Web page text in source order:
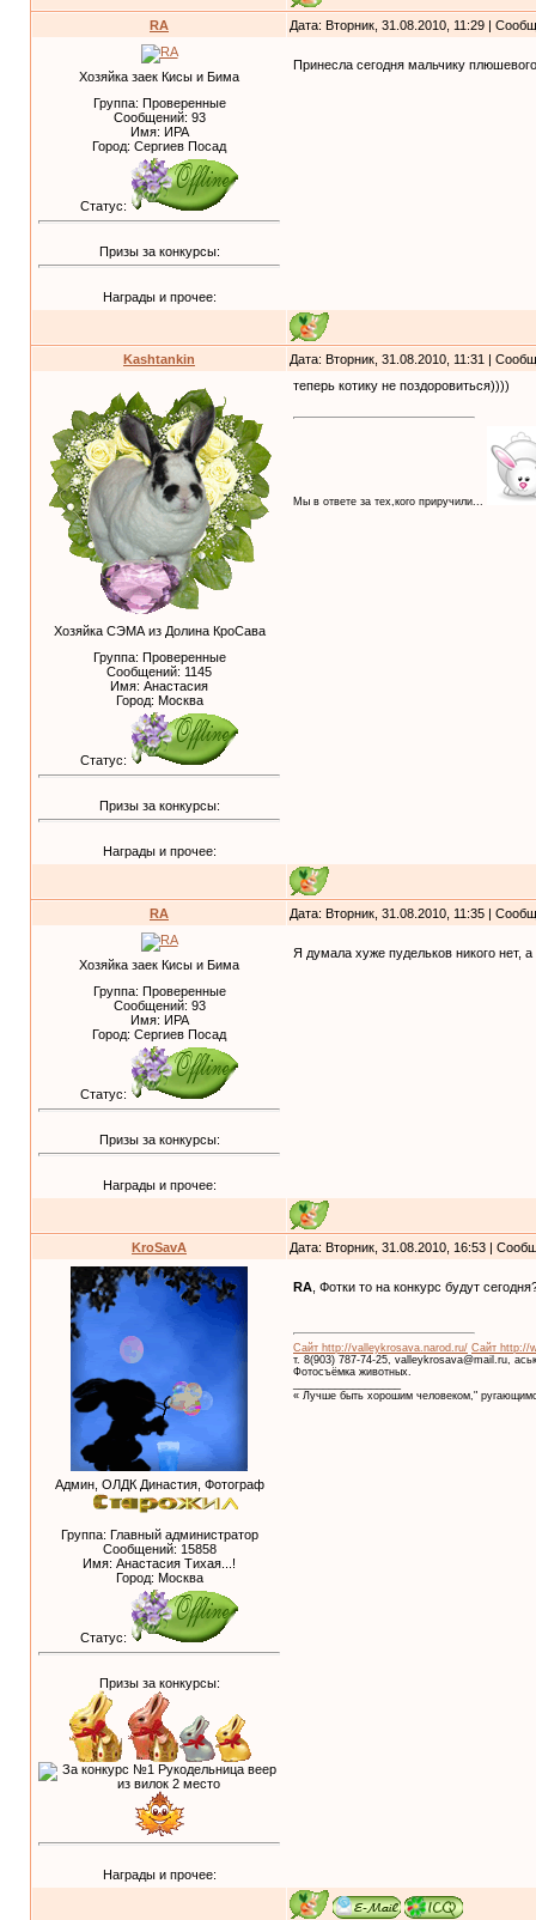
RA Дата: Вторник, 31.08.2010, 11:29 |
Хозяйка заек Кисы и Бима
Группа: Проверенные
Сообщений: 93
Имя: ИРА
Город: Сергиев Посад
Статус:
Призы за конкурсы:
Награды и прочее:
Принесла сегодня мальчику
Kashtankin Дата: Вторник, 31.08.2010, 11:31 |
Хозяйка СЭМА из Долина КроСава
Группа: Проверенные
Сообщений: 1145
Имя: Анастасия
Город: Москва
Статус:
Призы за конкурсы:
Награды и прочее:
теперь котику не поздоровиться))))
Мы в ответе за тех,кого приручили...
RA Дата: Вторник, 31.08.2010, 11:35 |
Хозяйка заек Кисы и Бима
Группа: Проверенные
Сообщений: 93
Имя: ИРА
Город: Сергиев Посад
Статус:
Призы за конкурсы:
Награды и прочее:
Я думала хуже пудельков никого нет,
KroSavA Дата: Вторник, 31.08.2010, 16:53 |
Админ, ОЛДК Династия, Фотограф
Группа: Главный администратор
Сообщений: 15858
Имя: Анастасия Тихая...!
Город: Москва
Статус:
Призы за конкурсы:
Награды и прочее:
RA , Фотки то на конкурс будут
Сайт http://valleykrosava.narod.ru/ Сайт http://
т. 8(903) 787-74-25, valleykrosava@mail.ru,
Фотосъёмка животных.
« Лучше быть хорошим человеком,"